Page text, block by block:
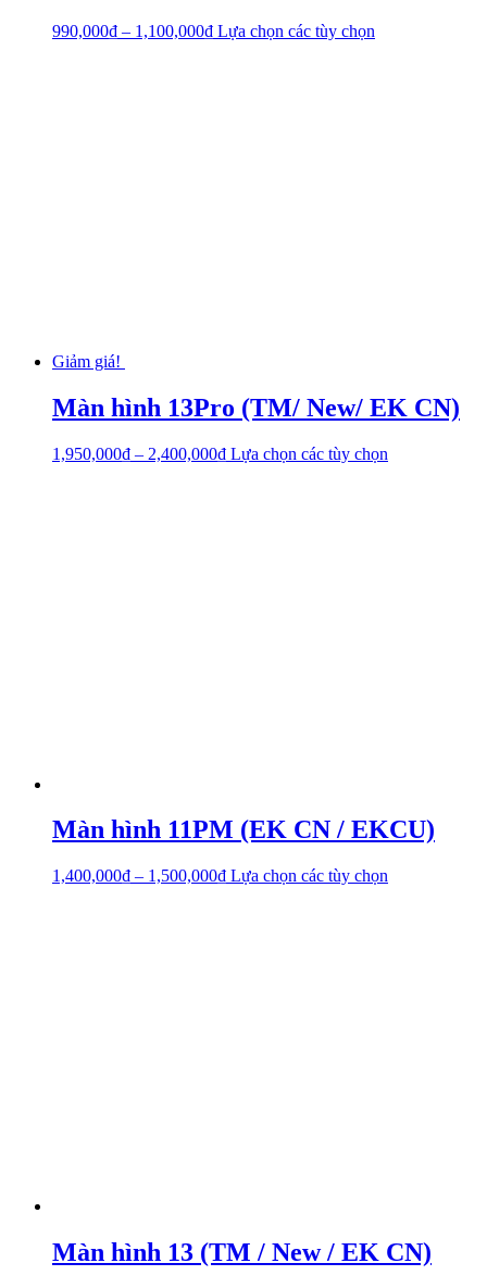
990,000₫ – 1,100,000₫ Lựa chọn các tùy chọn
Giảm giá!
Màn hình 13Pro (TM/ New/ EK CN)
1,950,000₫ – 2,400,000₫ Lựa chọn các tùy chọn
Màn hình 11PM (EK CN / EKCU)
1,400,000₫ – 1,500,000₫ Lựa chọn các tùy chọn
Màn hình 13 (TM / New / EK CN)